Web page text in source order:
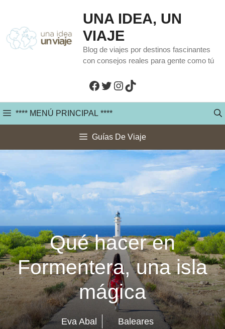
contenido
UNA IDEA, UN
VIAJE
Blog de viajes por destinos fascinantes
con consejos reales para gente como tú
Facebook
Twitter
Instagram
TikTok
**** MENÚ PRINCIPAL ****
Guías De Viaje
Qué hacer en
Formentera, una isla
mágica
Eva Abal Baleares